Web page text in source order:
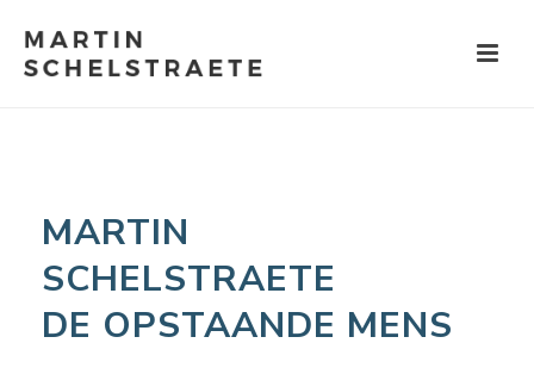
MARTIN
SCHELSTRAETE
DE OPSTAANDE MENS